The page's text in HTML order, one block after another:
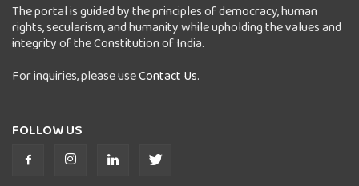
The portal is guided by the principles of democracy, human
rights, secularism, and humanity while upholding the values and
integrity of the Constitution of India.
For inquiries, please useContact Us.
FOLLOW US